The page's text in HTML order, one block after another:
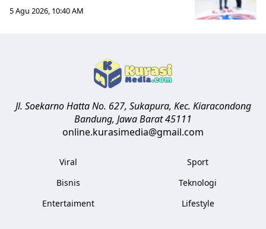
5 Agu 2026, 10:40 AM
Jl. Soekarno Hatta No. 627, Sukapura, Kec. Kiaracondong
Bandung, Jawa Barat45111
online.kurasimedia@gmail.com
Viral
Bisnis
Entertaiment
Sport
Teknologi
Lifestyle